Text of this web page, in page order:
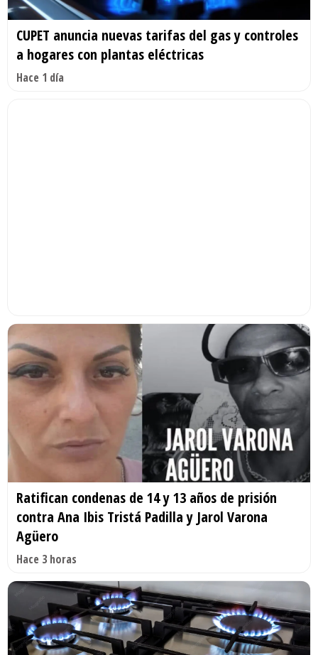
CUPET anuncia nuevas tarifas del gas y controles
a hogares con plantas eléctricas
Hace 1 día
Ratifican condenas de 14 y 13 años de prisión
contra Ana Ibis Tristá Padilla y Jarol Varona
Agüero
Hace 3 horas